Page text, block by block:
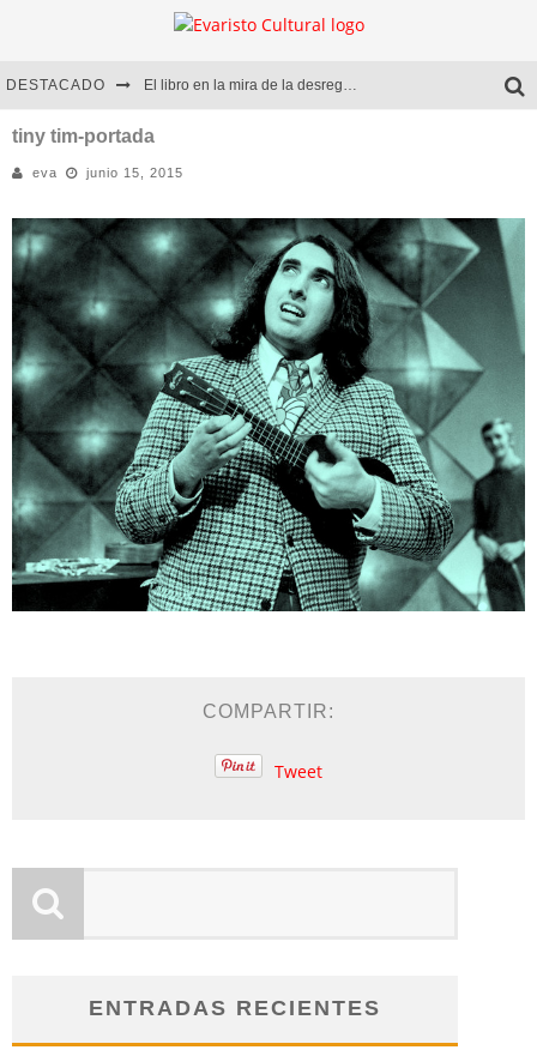
DESTACADO El libro en la mira de la desregulación
Marcelo Rubio | El llovedor
Diego Meret | Hotel Acapulco
Alejandra Correa | La nieve
tiny tim-portada
eva junio 15, 2015
COMPARTIR:
Tweet
ENTRADAS RECIENTES